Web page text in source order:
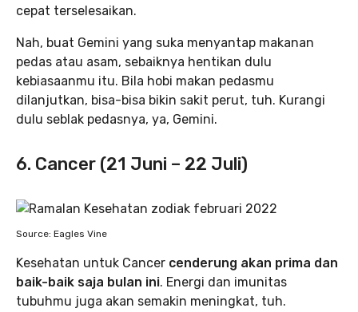
cepat terselesaikan.
Nah, buat Gemini yang suka menyantap makanan
pedas atau asam, sebaiknya hentikan dulu
kebiasaanmu itu. Bila hobi makan pedasmu
dilanjutkan, bisa-bisa bikin sakit perut, tuh. Kurangi
dulu seblak pedasnya, ya, Gemini.
6. Cancer (21 Juni – 22 Juli)
Source: Eagles Vine
Kesehatan untuk Cancer cenderung akan prima dan
baik-baik saja bulan ini. Energi dan imunitas
tubuhmu juga akan semakin meningkat, tuh.